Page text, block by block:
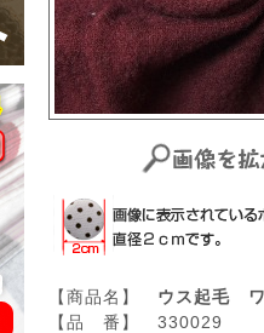
【商品名】 ウス起毛
【品 番】 330029